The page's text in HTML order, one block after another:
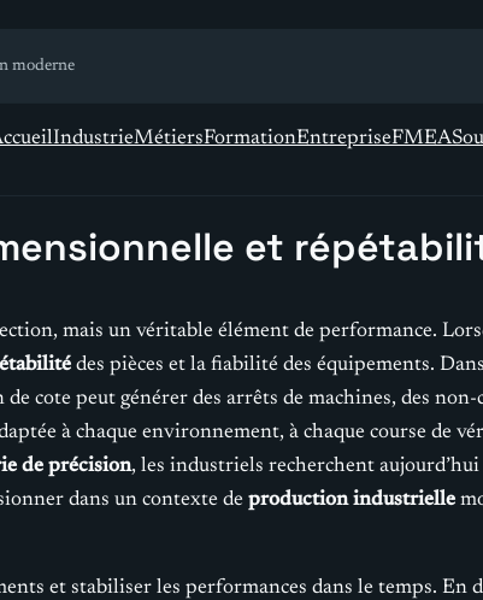
moderne
IndustrieMétiersFormationEntrepriseFMEA
et
mais un véritable élément de performance.
des pièces et la fiabilité des équipements.
cote peut générer des arrêts de machines, des
à chaque environnement, à chaque course de
de précision, les industriels recherchent aujourd’hui
dans un contexte de production industrielle
et stabiliser les performances dans le temps. En